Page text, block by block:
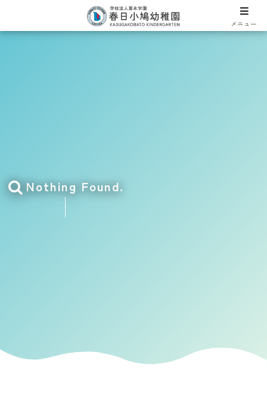
Nothing Found.
メニュー